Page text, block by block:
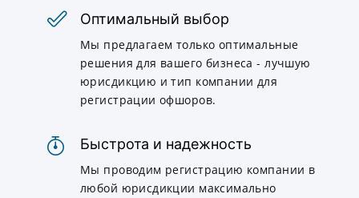
Оптимальный выбор
Мы предлагаем только оптимальные
решения для вашего бизнеса - лучшую
юрисдикцию и тип компании для
регистрации офшоров.
Быстрота и надежность
Мы проводим регистрацию компании в
любой юрисдикции максимально